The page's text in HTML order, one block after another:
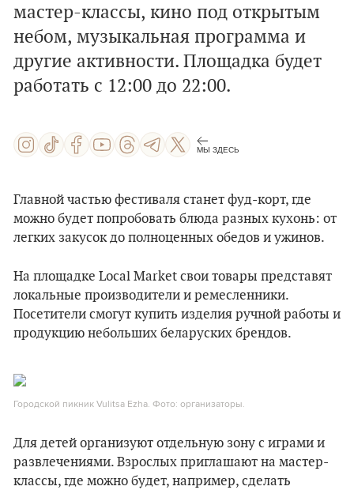
мастер-классы, кино под открытым
небом, музыкальная программа и
другие активности. Площадка будет
работать с 12:00 до 22:00.
МЫ ЗДЕСЬ
Главной частью фестиваля станет фуд-корт, где
можно будет попробовать блюда разных кухонь: от
легких закусок до полноценных обедов и ужинов.
На площадке Local Market свои товары представят
локальные производители и ремесленники.
Посетители смогут купить изделия ручной работы и
продукцию небольших беларуских брендов.
Городской пикник Vulitsa Ezha. Фото: организаторы.
Для детей организуют отдельную зону с играми и
развлечениями. Взрослых приглашают на мастер-
классы, где можно будет, например, сделать